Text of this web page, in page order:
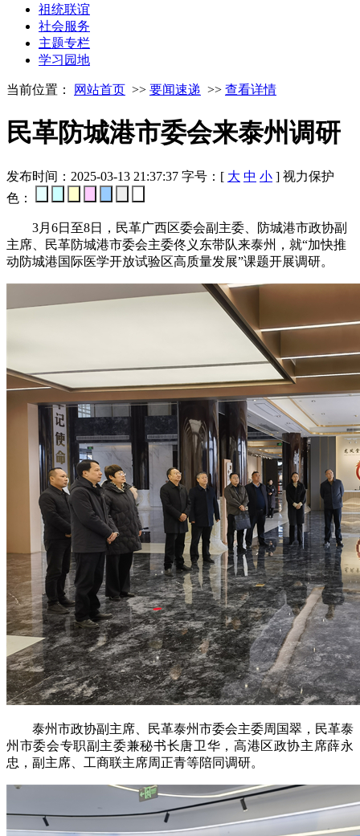
祖统联谊
社会服务
主题专栏
学习园地
当前位置： 网站首页 >> 要闻速递 >> 查看详情
民革防城港市委会来泰州调研
发布时间：2025-03-13 21:37:37 字号：[ 大 中 小 ] 视力保护
色：
3月6日至8日，民革广西区委会副主委、防城港市政协副
主席、民革防城港市委会主委佟义东带队来泰州，就“加快推
动防城港国际医学开放试验区高质量发展”课题开展调研。
泰州市政协副主席、民革泰州市委会主委周国翠，民革泰
州市委会专职副主委兼秘书长唐卫华，高港区政协主席薛永
忠，副主席、工商联主席周正青等陪同调研。